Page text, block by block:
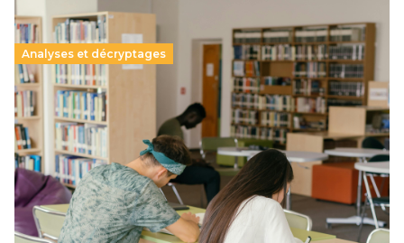
Analyses et décryptages
Supérieur privé : une dérive qui met à mal la
promesse républicaine
11 juillet 2026-
Le projet de loi sur la régulation de l’enseignement
supérieur privé met en lumière l’amplification d’un système
qui relègue l’acte pédagogique au superfétatoire, voire à…
Lire la suite →